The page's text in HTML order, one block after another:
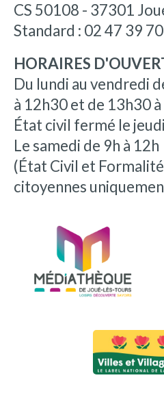
CS 50108 - 37301
Standard : 02 47 39
HORAIRES
Du lundi au vendredi
à 12h30 et de 13h30
État civil fermé le
Le samedi de 9h à 12h
(État Civil et
citoyennes